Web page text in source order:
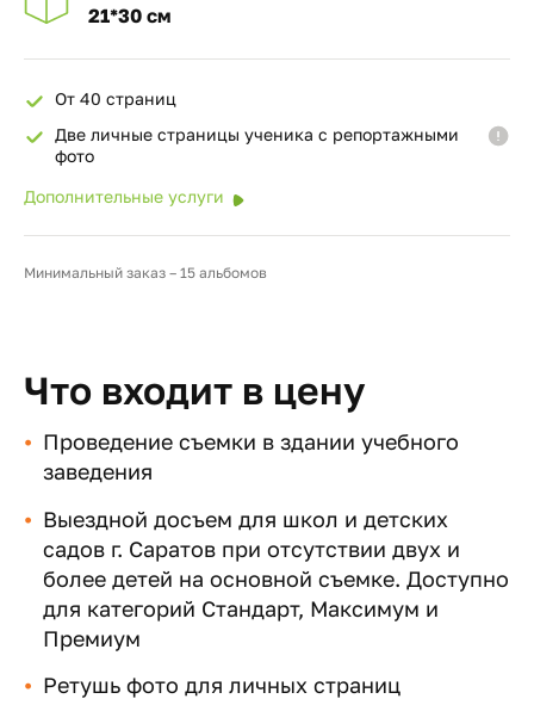
21*30 см
От 40 страниц
Две личные страницы ученика с репортажными
фото
Дополнительные услуги
Минимальный заказ – 15 альбомов
Что входит в цену
Проведение съемки в здании учебного
заведения
Выездной досъем для школ и детских
садов г. Саратов при отсутствии двух и
более детей на основной съемке. Доступно
для категорий Стандарт, Максимум и
Премиум
Ретушь фото для личных страниц